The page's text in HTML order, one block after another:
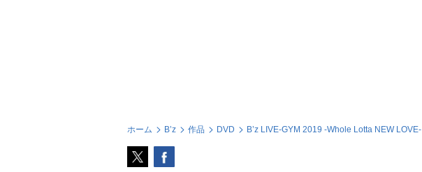
ホーム B’z 作品 DVD B’z LIVE-GYM 2019 -Whole Lotta NEW LOVE-